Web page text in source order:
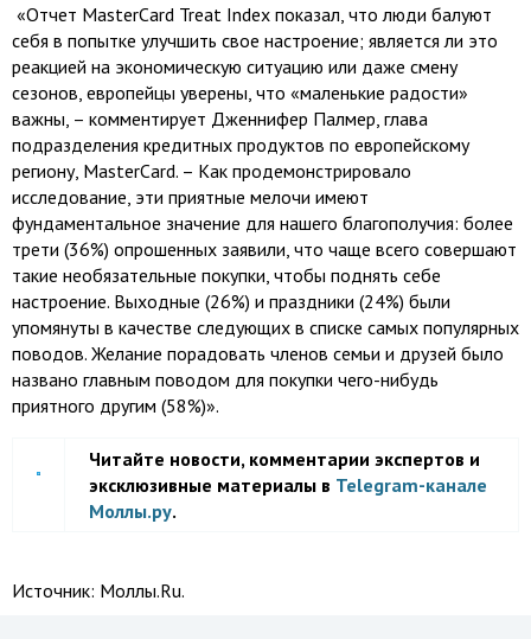
«Отчет MasterCard Treat Index показал, что люди балуют
себя в попытке улучшить свое настроение; является ли это
реакцией на экономическую ситуацию или даже смену
сезонов, европейцы уверены, что «маленькие радости»
важны, – комментирует Дженнифер Палмер, глава
подразделения кредитных продуктов по европейскому
региону, MasterCard. – Как продемонстрировало
исследование, эти приятные мелочи имеют
фундаментальное значение для нашего благополучия: более
трети (36%) опрошенных заявили, что чаще всего совершают
такие необязательные покупки, чтобы поднять себе
настроение. Выходные (26%) и праздники (24%) были
упомянуты в качестве следующих в списке самых популярных
поводов. Желание порадовать членов семьи и друзей было
названо главным поводом для покупки чего-нибудь
приятного другим (58%)».
Читайте новости, комментарии экспертов и
эксклюзивные материалы в Telegram-канале
Моллы.ру.
Источник: Моллы.Ru.